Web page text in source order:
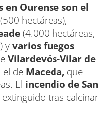
Ourense son el
(500 hectáreas),
(4.000 hectáreas,
yvarios fuegos
Vilardevós-Vilar de
el de Maceda, que
El incendio de San
tras calcinar